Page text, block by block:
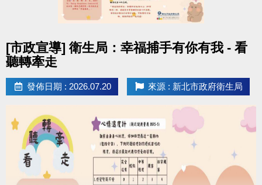
1-3級紅色布帽通過前30名：[新店運中] 貴賓券3張 (使
用期限2個月)
獎勵領取說明(中心將保留所有活動之最終解釋權)
開始發放，名額有限送完為止。
1. 各等級獎勵每人限領一次，依「報名序號」排序發
放獎勵。
2. 須同時符合以下條件，方可獲得獎勵：(1)通過該等
級 (2)該等級獎勵領取名額尚未額滿
[市政宣導] 衛生局：幸福捕手有你有我 - 看
聽轉牽走
發佈日期 : 2026.07.20 來源 : 新北市政府衛生局